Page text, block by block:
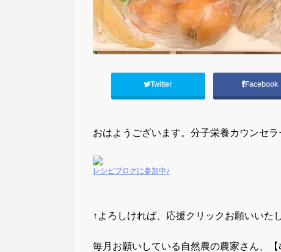
Twitter Facebook
おはようございます。分子栄養カウンセラ
レシピブログに参加中♪
↑よろしければ、応援クリックお願いいた
毎月お願いしている自然農の農家さん、